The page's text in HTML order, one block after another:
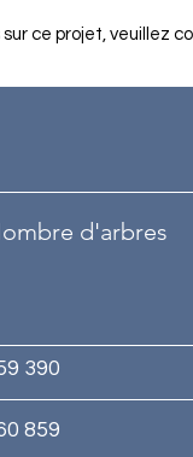
ce projet, veuillez
d'arbres
390
859